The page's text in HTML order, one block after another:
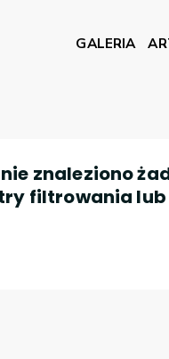
GALERIA
znaleziono
filtrowania